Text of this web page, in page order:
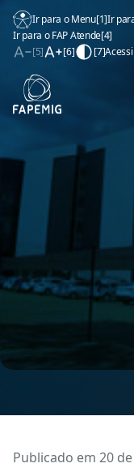
Ir para o Menu[1]Ir
Ir para o FAP Atende[4]
[5]
[6] [7]
Publicado em 20